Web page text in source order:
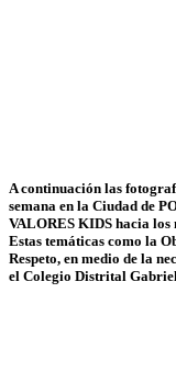
A continuación las
semana en la Ciudad de
VALORES KIDS hacia
Estas temáticas como la
Respeto, en medio de la
el Colegio Distrital